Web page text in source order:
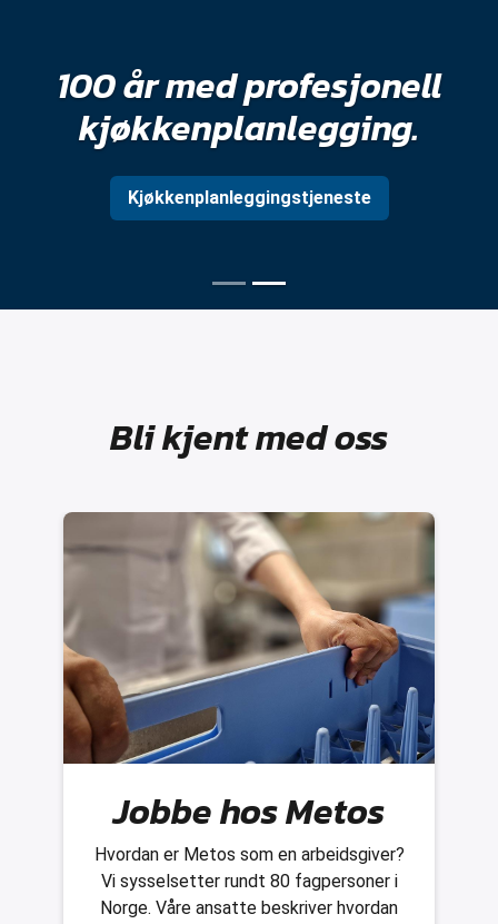
100 år med profesjonell
kjøkkenplanlegging.
Kjøkkenplanleggingstjeneste
Bli kjent med oss
Jobbe hos Metos
Hvordan er Metos som en arbeidsgiver?
Vi sysselsetter rundt 80 fagpersoner i
Norge. Våre ansatte beskriver hvordan